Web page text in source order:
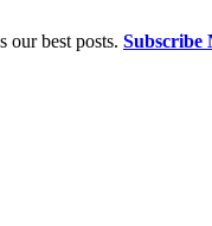
our best posts. Subscribe